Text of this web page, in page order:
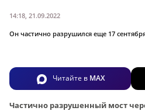
14:18, 21.09.2022
Он частично разрушился еще 17
Читайте в MAX
Частично разрушенный мост